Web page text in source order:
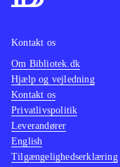
Kontakt os
Om Bibliotek.dk
Hjælp og vejledning
Kontakt os
Privatlivspolitik
Leverandører
English
Tilgængelighedserklæring